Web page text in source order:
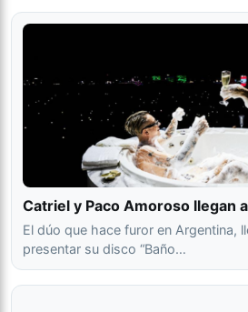
Catriel y Paco Amoroso llegan
El dúo que hace furor en Argentina,
presentar su disco “Baño…